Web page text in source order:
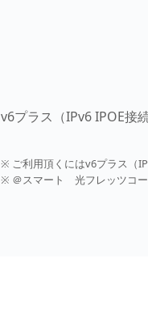
v6プラス（IPv6 IPOE接
※ ご利用頂くにはv6プラス（
※ ＠スマート 光フレッツコー